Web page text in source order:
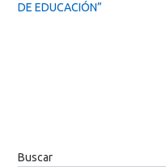
DE EDUCACIÓN”
Buscar